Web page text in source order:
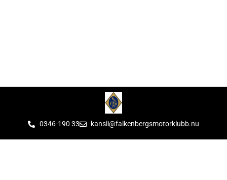
0346-190 33 kansli@falkenbergsmotorklubb.nu